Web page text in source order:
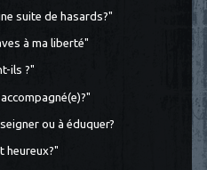
suite de hasards?"
à ma liberté"
ils ?"
ou à éduquer?
heureux?"